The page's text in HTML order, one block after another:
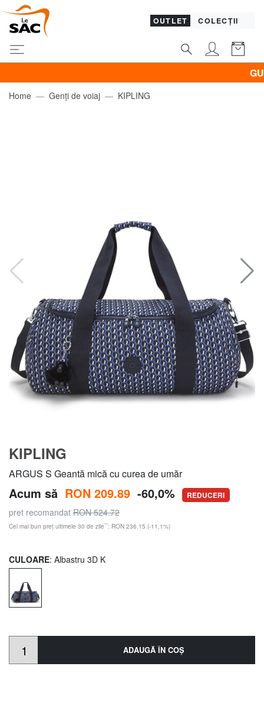
OUTLET COLECȚII
Home Genți de voiaj KIPLING
KIPLING
ARGUS S Geantă mică cu curea de umăr
Acum să RON 209.89 -60,0% REDUCERI
pret recomandat RON 524.72
Cel mai bun preț ultimele 30 de zile**: RON 236.15 (-11,1%)
CULOARE: Albastru 3D K
ADAUGĂ ÎN COŞ